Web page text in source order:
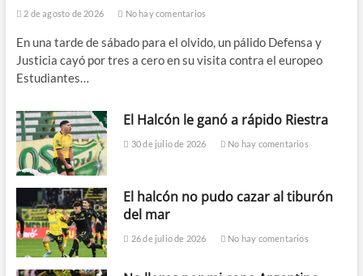
2 de agosto de 2026 No hay comentarios
En una tarde de sábado para el olvido, un pálido Defensa y
Justicia cayó por tres a cero en su visita contra el europeo
Estudiantes…
El Halcón le ganó a rápido Riestra
30 de julio de 2026 No hay comentarios
El halcón no pudo cazar al tiburón
del mar
26 de julio de 2026 No hay comentarios